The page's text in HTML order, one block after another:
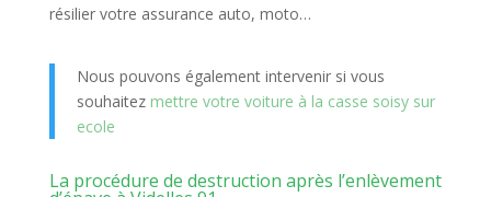
résilier votre assurance auto, moto…
Nous pouvons également intervenir si vous
souhaitez mettre votre voiture à la casse soisy sur
ecole
La procédure de destruction après l’enlèvement